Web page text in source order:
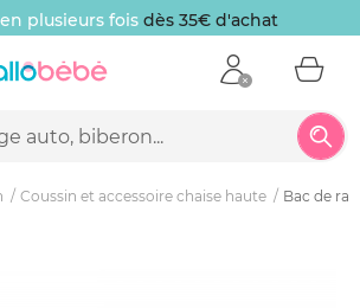
plusieurs fois dès 35€ d'achat
Coussin et accessoire chaise haute Bac de